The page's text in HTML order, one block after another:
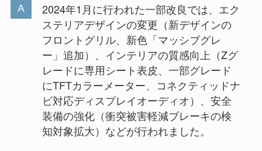
2024年1月に行われた一部改良では、エク
ステリアデザインの変更（新デザインの
フロントグリル、新色「マッシブグレ
ー」追加）、インテリアの質感向上（Zグ
レードに専用シート表皮、一部グレード
にTFTカラーメーター、コネクティッドナ
ビ対応ディスプレイオーディオ）、安全
装備の強化（衝突被害軽減ブレーキの検
知対象拡大）などが行われました。